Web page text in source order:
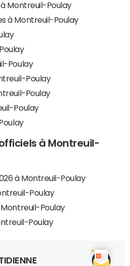
Montreuil-Poulay
à Montreuil-Poulay
Poulay
Poulay
Poulay
Poulay
à Montreuil-
à Montreuil-Poulay
Poulay
Poulay
Poulay